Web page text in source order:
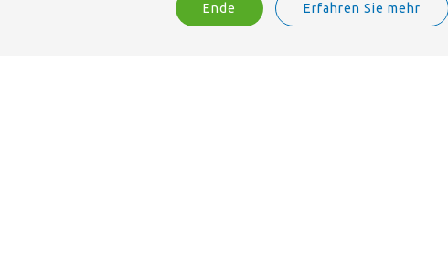
Ende Erfahren Sie mehr